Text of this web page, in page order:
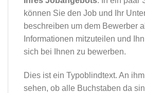
können Sie den Job und Ihr
beschreiben um dem Bewerber
Informationen mitzuteilen und
sich bei Ihnen zu bewerben.
Dies ist ein Typoblindtext. An
sehen, ob alle Buchstaben da